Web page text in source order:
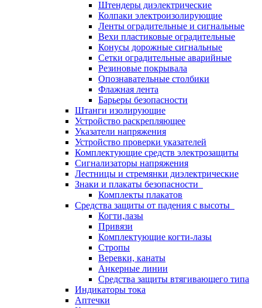
Штендеры диэлектрические
Колпаки электроизолирующие
Ленты оградительные и сигнальные
Вехи пластиковые оградительные
Конусы дорожные сигнальные
Сетки оградительные аварийные
Резиновые покрывала
Опознавательные столбики
Флажная лента
Барьеры безопасности
Штанги изолирующие
Устройство раскрепляющее
Указатели напряжения
Устройство проверки указателей
Комплектующие средств электрозащиты
Сигнализаторы напряжения
Лестницы и стремянки диэлектрические
Знаки и плакаты безопасности
Комплекты плакатов
Средства защиты от падения с высоты
Когти,лазы
Привязи
Комплектующие когти-лазы
Стропы
Веревки, канаты
Анкерные линии
Средства защиты втягивающего типа
Индикаторы тока
Аптечки